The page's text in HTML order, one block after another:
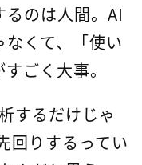
のは人間。AI
くて、「使い
ごく大事。
するだけじゃ
回りするってい